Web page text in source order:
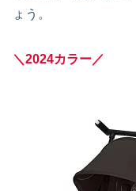
ょう。
＼2024カラー／